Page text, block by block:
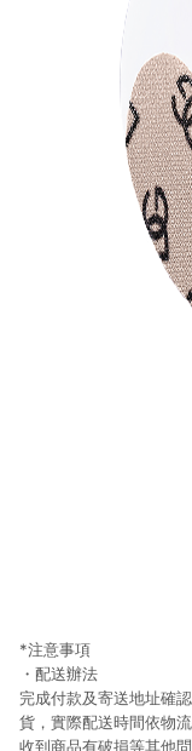
*注意事項
・配送辦法
完成付款及寄送地址確
貨，實際配送時間依物
收到商品有破損等其他